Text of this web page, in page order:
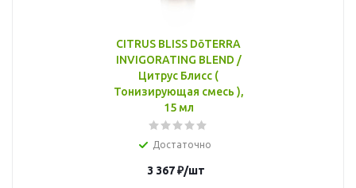
CITRUS BLISS DōTERRA
INVIGORATING BLEND /
Цитрус Блисс (
Тонизирующая смесь ),
15 мл
Достаточно
3 367₽/шт